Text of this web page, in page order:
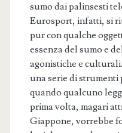
sumo dai palinsesti
Eurosport, infatti, si
pur con qualche
essenza del sumo e
agonistiche e
una serie di strumenti
quando qualcuno
prima volta, magari
Giappone, vorrebbe